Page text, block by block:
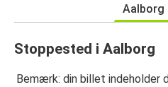
Aalborg
Stoppested i Aalborg
Bemærk: din billet indeholder